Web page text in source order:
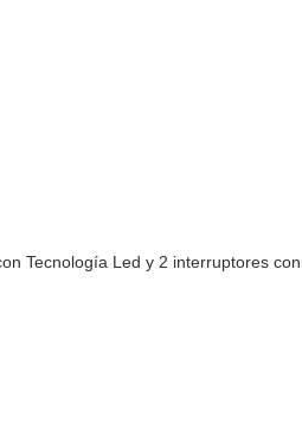
Tecnología Led y 2 interruptores